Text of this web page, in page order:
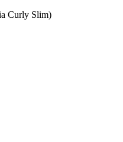
Сurly Slim)